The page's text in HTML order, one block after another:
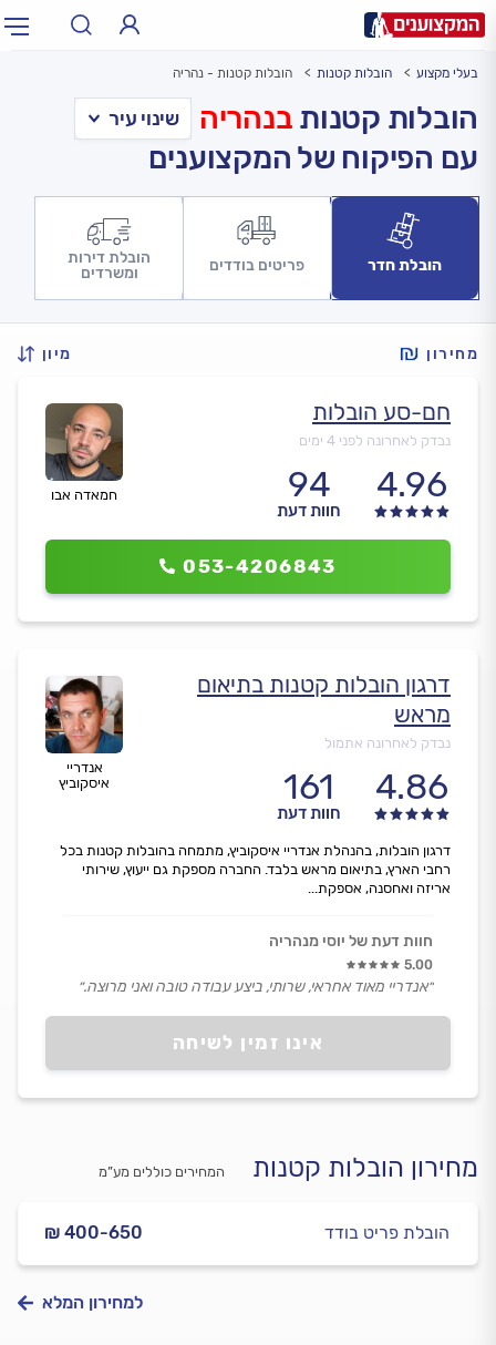
עירעיר: תל אביב, חיפה…
בעלי מקצוע הובלות קטנות הובלות קטנות - נהריה
הובלות קטנות בנהריה
עם הפיקוח של המקצוענים
הובלת חדר פריטים בודדים
הובלת דירות
ומשרדים
מחירון מיון
חמאדה אבו
חם-סע הובלות
נבדק לאחרונה לפני 4 ימים
4.96
94
חוות דעת
053-4206843
אנדריי
איסקוביץ
דרגון הובלות קטנות בתיאום
מראש
נבדק לאחרונה אתמול
4.86
161
חוות דעת
אינו זמין לשיחה
דרגון הובלות, בהנהלת אנדריי איסקוביץ, מתמחה בהובלות קטנות בכל
רחבי הארץ, בתיאום מראש בלבד. החברה מספקת גם ייעוץ, שירותי
אריזה ואחסנה, אספקת...
חוות דעת של יוסי מנהריה
5.00
״אנדריי מאוד אחראי, שרותי, ביצע עבודה טובה ואני מרוצה.״
מחירון הובלות קטנות המחירים כוללים מע”מ
₪ 400-650 הובלת פריט בודד
למחירון המלא